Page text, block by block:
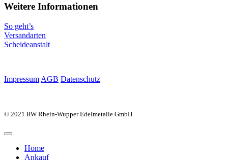
Weitere Informationen
So geht’s
Versandarten
Scheideanstalt
Impressum AGB Datenschutz
© 2021 RW Rhein-Wupper Edelmetalle GmbH
Home
Ankauf